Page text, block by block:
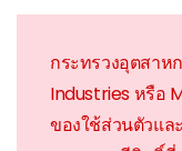
กระทรวงอุตสา
Industries หรือ
ของใช้ส่วนตัวแล